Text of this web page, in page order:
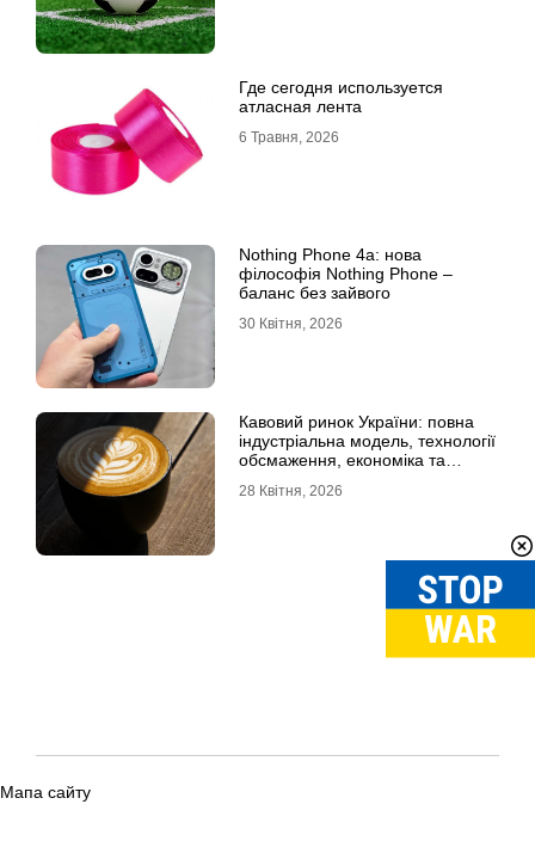
Где сегодня используется
атласная лента
6 Травня, 2026
Nothing Phone 4a: нова
філософія Nothing Phone –
баланс без зайвого
30 Квітня, 2026
Кавовий ринок України: повна
індустріальна модель, технології
обсмаження, економіка та
28 Квітня, 2026
Мапа сайту